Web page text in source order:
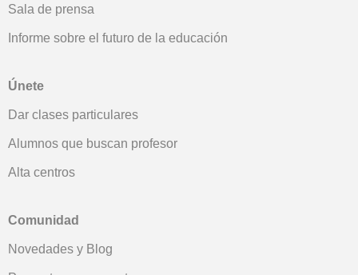
Sala de prensa
Informe sobre el futuro de la educación
Únete
Dar clases particulares
Alumnos que buscan profesor
Alta centros
Comunidad
Novedades y Blog